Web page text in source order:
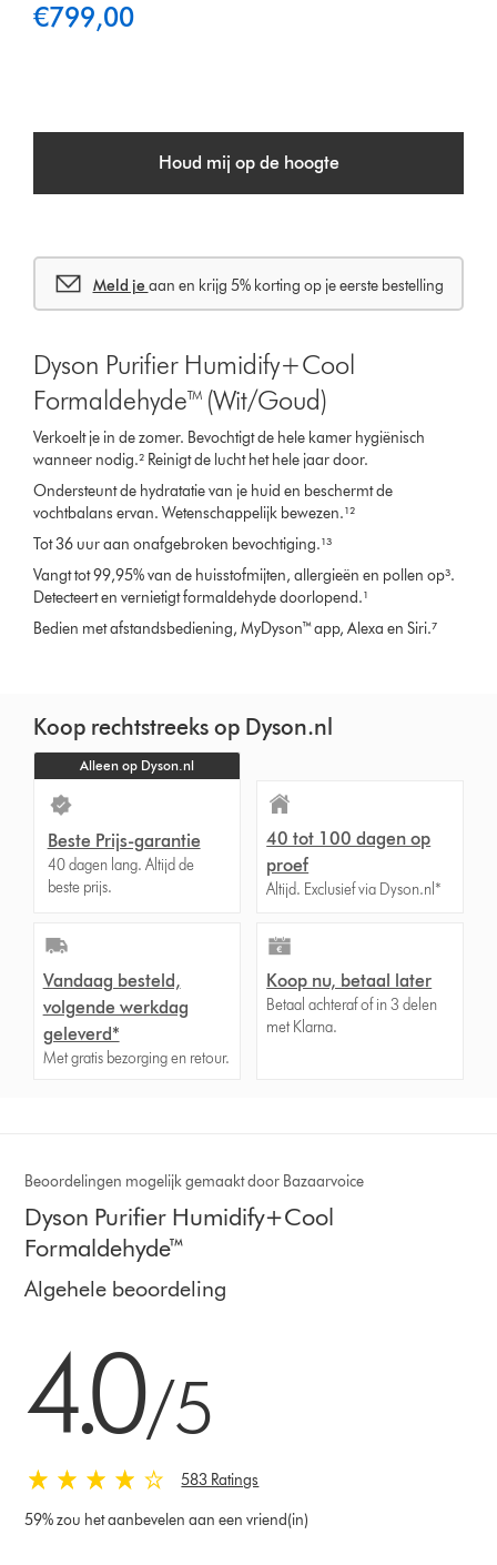
€799,00
Houd mij op de hoogte
Meld je aan en krijg 5% korting op je eerste bestelling
Dyson Purifier Humidify+Cool
Formaldehyde™ (Wit/Goud)
Verkoelt je in de zomer. Bevochtigt de hele kamer hygiënisch
wanneer nodig.² Reinigt de lucht het hele jaar door.
Ondersteunt de hydratatie van je huid en beschermt de
vochtbalans ervan. Wetenschappelijk bewezen.¹²
Tot 36 uur aan onafgebroken bevochtiging.¹³
Vangt tot 99,95% van de huisstofmijten, allergieën en pollen op³.
Detecteert en vernietigt formaldehyde doorlopend.¹
Bedien met afstandsbediening, MyDyson™ app, Alexa en Siri.⁷
Koop rechtstreeks op Dyson.nl
Alleen op Dyson.nl
Beste Prijs-garantie
40 dagen lang. Altijd de
beste prijs.
40 tot 100 dagen op
proef
Altijd. Exclusief via Dyson.nl*
Vandaag besteld,
volgende werkdag
geleverd*
Met gratis bezorging en retour.
Koop nu, betaal later
Betaal achteraf of in 3 delen
met Klarna.
Beoordelingen mogelijk gemaakt door Bazaarvoice
Dyson Purifier Humidify+Cool
Formaldehyde™
Algehele beoordeling
4.0/5
583 Ratings
59% zou het aanbevelen aan een vriend(in)